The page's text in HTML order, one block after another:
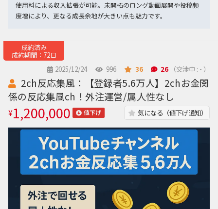
使用料による収入拡張が可能。未開拓のロング動画展開や投稿頻
度増により、更なる成長余地が大きい点も魅力です。
成約済み
成約期間：72日
2025/12/24
996 36 26 （交渉中 : - ）
2ch反応集風：【登録者5.6万人】2chお金関
係の反応集風ch！外注運営/属人性なし
¥1,200,000 値下げ 気になる（値下げ通知）